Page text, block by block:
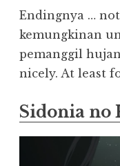
Endingnya …
kemungkinan
pemanggil
nicely. At least
Sidonia no